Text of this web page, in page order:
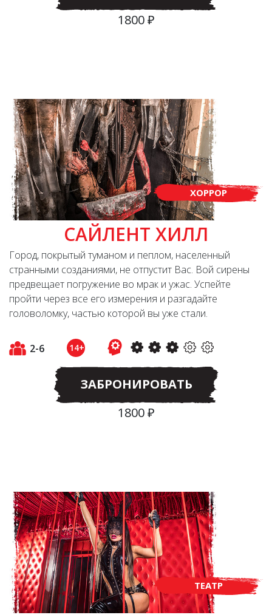
1800 ₽
ХОРРОР
САЙЛЕНТ ХИЛЛ
Город, покрытый туманом и пеплом, населенный
странными созданиями, не отпустит Вас. Вой сирены
предвещает погружение во мрак и ужас. Успейте
пройти через все его измерения и разгадайте
головоломку, частью которой вы уже стали.
2-6 14+
ЗАБРОНИРОВАТЬ
1800 ₽
ТЕАТР